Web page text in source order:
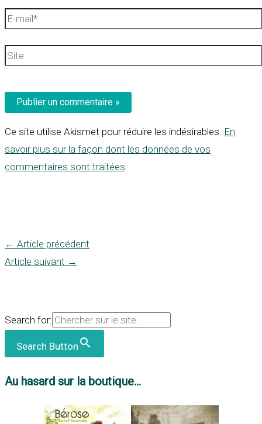
E-
Site
Ce site utilise Akismet pour réduire les indésirables. En
savoir plus sur la façon dont les données de vos
commentaires sont traitées
← Article précédent
Article suivant →
Search for:
Search Button
Au hasard sur la boutique...